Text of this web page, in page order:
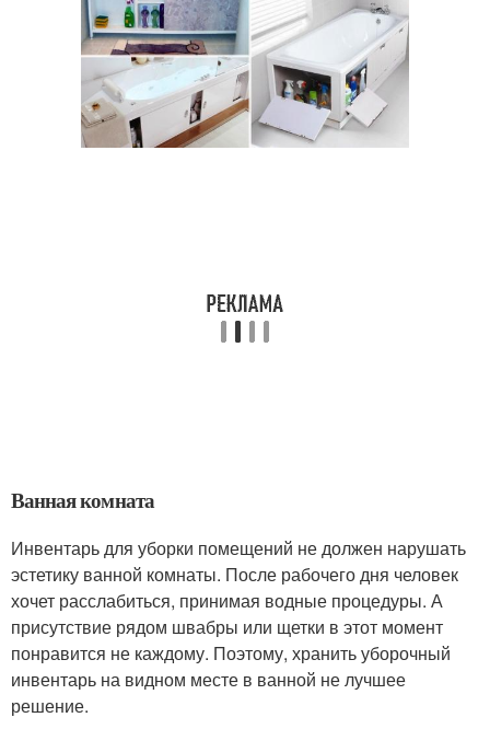
Ванная комната
Инвентарь для уборки помещений не должен нарушать
эстетику ванной комнаты. После рабочего дня человек
хочет расслабиться, принимая водные процедуры. А
присутствие рядом швабры или щетки в этот момент
понравится не каждому. Поэтому, хранить уборочный
инвентарь на видном месте в ванной не лучшее
решение.